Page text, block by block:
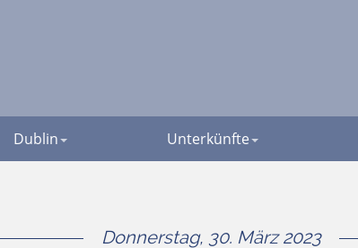
Dublin Unterkünfte
Donnerstag, 30. März 2023